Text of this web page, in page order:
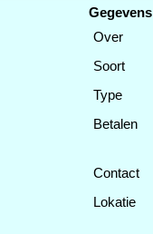
Gegevens
Over
Soort
Type
Betalen
Contact
Lokatie